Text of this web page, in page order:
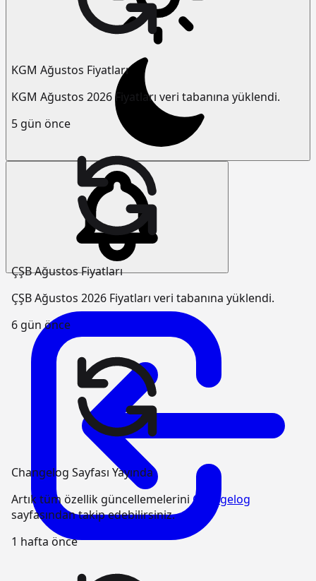
KGM Ağustos Fiyatları
KGM Ağustos 2026 Fiyatları veri tabanına yüklendi.
5 gün önce
ÇŞB Ağustos Fiyatları
ÇŞB Ağustos 2026 Fiyatları veri tabanına yüklendi.
6 gün önce
Changelog Sayfası Yayında
Artık tüm özellik güncellemeleriniChangelog
sayfasından takip edebilirsiniz.
1 hafta önce